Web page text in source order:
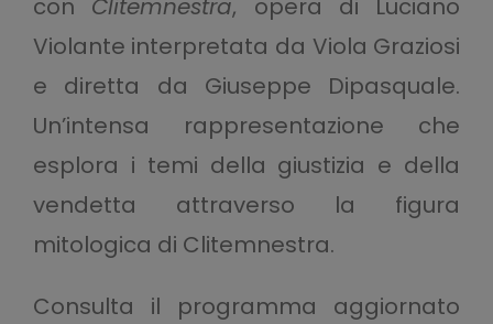
con Clitemnestra, opera di Luciano
Violante interpretata da Viola Graziosi
e diretta da Giuseppe Dipasquale.
Un’intensa rappresentazione che
esplora i temi della giustizia e della
vendetta attraverso la figura
mitologica di Clitemnestra.
Consulta il programma aggiornato